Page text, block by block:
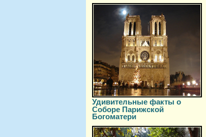
Удивительные факты о
Соборе Парижской
Богоматери